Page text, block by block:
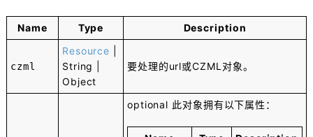
Name Type Description
czml
Resource
String
Object
要处理的url或CZML对象。
optional 此对象拥有以下属性：